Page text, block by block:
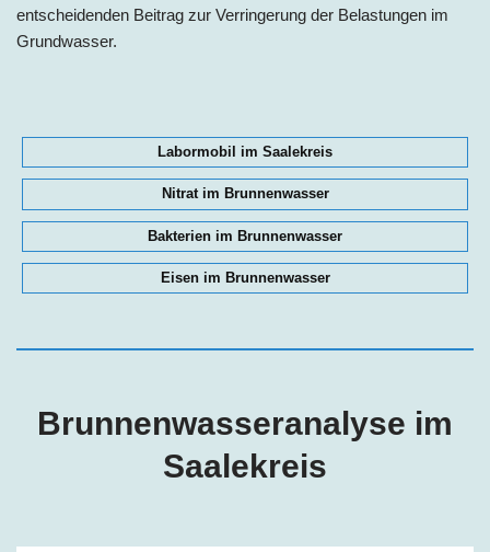
entscheidenden Beitrag zur Verringerung der Belastungen im
Grundwasser.
Labormobil im Saalekreis
Nitrat im Brunnenwasser
Bakterien im Brunnenwasser
Eisen im Brunnenwasser
Brunnenwasseranalyse im
Saalekreis